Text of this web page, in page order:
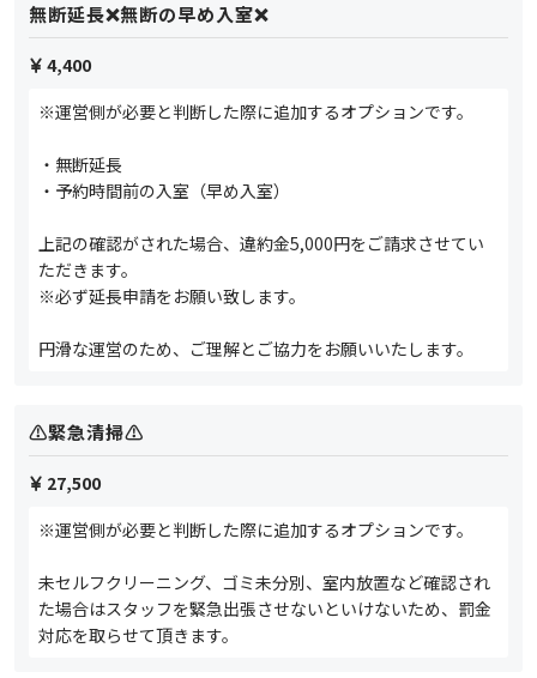
無断延長❌無断の早め入室❌
4,400
※運営側が必要と判断した際に追加するオプションです。
・無断延長
・予約時間前の入室（早め入室）
上記の確認がされた場合、違約金5,000円をご請求させてい
ただきます。
※必ず延長申請をお願い致します。
円滑な運営のため、ご理解とご協力をお願いいたします。
⚠️緊急清掃⚠️
27,500
※運営側が必要と判断した際に追加するオプションです。
未セルフクリーニング、ゴミ未分別、室内放置など確認され
た場合はスタッフを緊急出張させないといけないため、罰金
対応を取らせて頂きます。